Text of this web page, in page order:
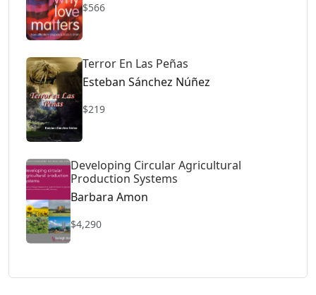
$566
Terror En Las Peñas
Esteban Sánchez Núñez
$219
Developing Circular Agricultural
Production Systems
Barbara Amon
$4,290